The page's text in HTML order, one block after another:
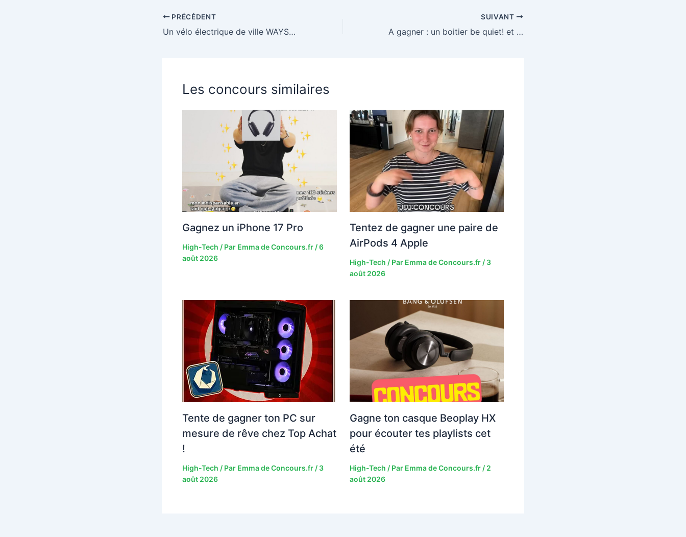
PRÉCÉDENT
Un vélo électrique de ville WAYSCRAL Everyway d’une valeur de 1099€
SUIVANT
A gagner : un boitier be quiet! et une alimentation be quiet !
Les concours similaires
Gagnez un iPhone 17 Pro
High-Tech / Par Emma de Concours.fr /6
août 2026
Tentez de gagner une paire de
AirPods 4 Apple
High-Tech / Par Emma de Concours.fr / 3
août 2026
Tente de gagner ton PC sur
mesure de rêve chez Top Achat
!
High-Tech / Par Emma de Concours.fr / 3
août 2026
Gagne ton casque Beoplay HX
pour écouter tes playlists cet
été
High-Tech / Par Emma de Concours.fr / 2
août 2026